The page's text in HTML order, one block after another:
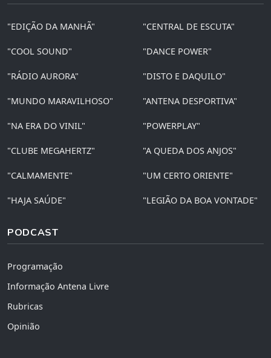
"EDIÇÃO DA MANHÃ" "CENTRAL DE ESCUTA"
"COOL SOUND" "DANCE POWER"
"RÁDIO AURORA" "DISTO E DAQUILO"
"MUNDO MARAVILHOSO" "ANTENA DESPORTIVA"
"NA ERA DO VINIL" "POWERPLAY"
"CLUBE MEGAHERTZ" "A QUEDA DOS ANJOS"
"CALMAMENTE" "UM CERTO ORIENTE"
"HAJA SAÚDE" "LEGIÃO DA BOA VONTADE"
PODCAST
Programação
Informação Antena Livre
Rubricas
Opinião